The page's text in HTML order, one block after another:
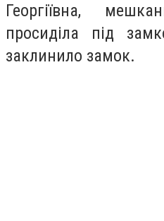
Георгіївна,
просиділа під
заклинило замок.